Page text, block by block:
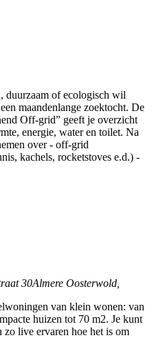
duurzaam of ecologisch wil
maandenlange zoektocht. De
Off-grid” geeft je overzicht
energie, water en toilet. Na
over - off-grid
kachels, rocketstoves e.d.) -
30Almere Oosterwold,
van klein wonen: van
huizen tot 70 m2. Je kunt
live ervaren hoe het is om